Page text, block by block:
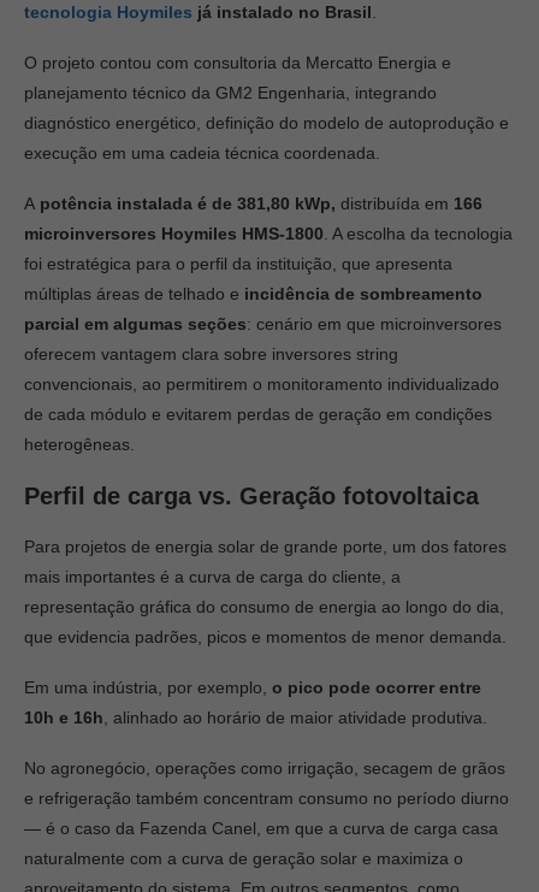
tecnologia Hoymiles já instalado no Brasil
O projeto contou com consultoria da Mercatto Energia e
planejamento técnico da GM2 Engenharia, integrando
diagnóstico energético, definição do modelo de autoprodução e
execução em uma cadeia técnica coordenada.
A potência instalada é de 381,80 kWp, distribuída em 166
microinversores Hoymiles HMS-1800 . A escolha da tecnologia
foi estratégica para o perfil da instituição, que apresenta
múltiplas áreas de telhado e incidência de sombreamento
parcial em algumas seções: cenário em que microinversores
oferecem vantagem clara sobre inversores string
convencionais, ao permitirem o monitoramento individualizado
de cada módulo e evitarem perdas de geração em condições
heterogêneas.
Perfil de carga vs. Geração fotovoltaica
Para projetos de energia solar de grande porte, um dos fatores
mais importantes é a curva de carga do cliente, a
representação gráfica do consumo de energia ao longo do dia,
que evidencia padrões, picos e momentos de menor demanda.
Em uma indústria, por exemplo, o pico pode ocorrer entre
10h e 16h , alinhado ao horário de maior atividade produtiva.
No agronegócio, operações como irrigação, secagem de grãos
e refrigeração também concentram consumo no período diurno
— é o caso da Fazenda Canel, em que a curva de carga casa
naturalmente com a curva de geração solar e maximiza o